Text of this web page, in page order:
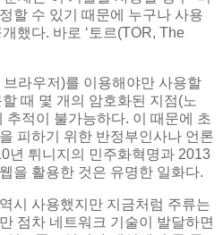
할 수 있기 때문에 누구나 사용
했다. 바로 ‘토르(TOR, The
라우저)를 이용해야만 사용할
때 몇 개의 암호화된 지점(노
추적이 불가능하다. 이 때문에 초
피하기 위한 반정부인사나 언론
년 튀니지의 민주화혁명과 2013
을 활용한 것은 유명한 일화다.
시 사용했지만 지금처럼 주류는
점차 네트워크 기술이 발달하면